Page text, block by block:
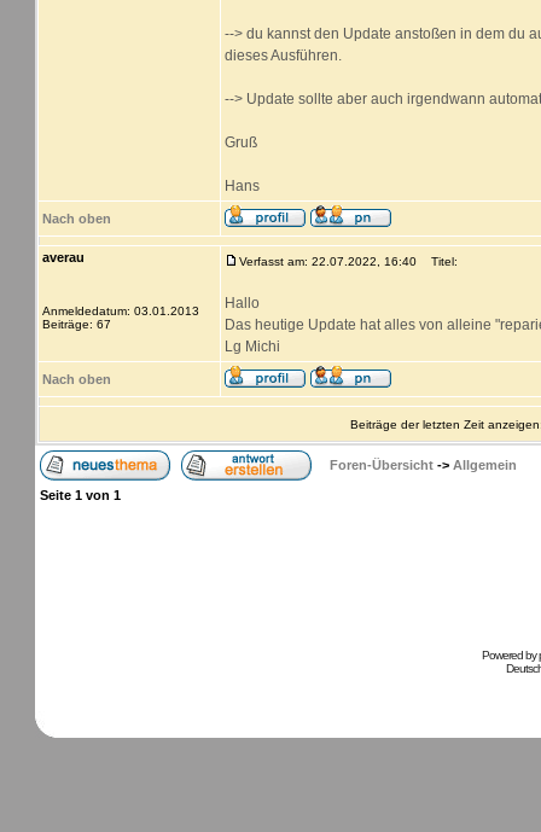
--> du kannst den Update anstoßen in dem du
dieses Ausführen.
--> Update sollte aber auch irgendwann
Gruß
Hans
Nach oben
averau
Anmeldedatum: 03.01.2013
Beiträge: 67
Verfasst am: 22.07.2022, 16:40 Titel:
Hallo
Das heutige Update hat alles von alleine
Lg Michi
Nach oben
Beiträge der letzten Zeit
Foren-Übersicht -> Allgemein
Seite 1 von 1
Powered by